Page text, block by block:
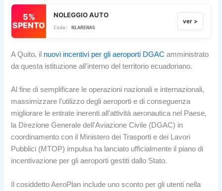
5%
SPENTO
NOLEGGIO AUTO
NLARENAS
ver >
A Quito, il nuovi incentivi per gli aeroporti DGAC amministrato
da questa istituzione all'interno del territorio ecuadoriano.
Al fine di semplificare le operazioni nazionali e internazionali,
massimizzare l'utilizzo degli aeroporti e di conseguenza
migliorare le entrate inerenti all'attività aeronautica nel Paese,
la Direzione Generale dell'Aviazione Civile (DGAC) in
coordinamento con il Ministero dei Trasporti e dei Lavori
Pubblici (MTOP) impulsa ha lanciato ufficialmente il piano di
incentivazione per gli aeroporti gestiti dallo Stato.
Il cosiddetto AeroPlan include uno sconto per gli utenti nella